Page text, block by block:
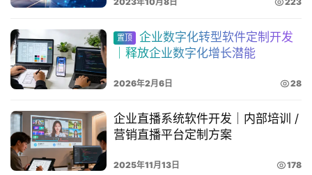
-
8
5
-
0
置顶 企业数字化转型软件定制开发
｜释放企业数字化增长潜能
2026年2月6日 28
企业直播系统软件开发｜内部培训 /
营销直播平台定制方案
2025年11月13日 178